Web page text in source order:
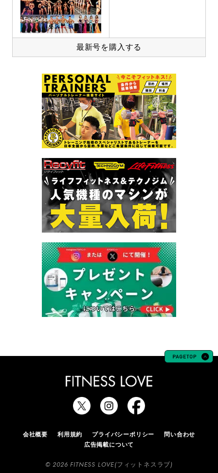
最新号を購入する
会社概要 利用規約 プライバシーポリシー
問い合わせ
広告掲載について
© 2026 FITNESS LOVE(フィットネスラブ)